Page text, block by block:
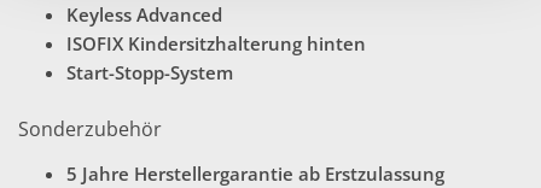
Keyless Advanced
ISOFIX Kindersitzhalterung hinten
Start-Stopp-System
Sonderzubehör
5 Jahre Herstellergarantie ab Erstzulassung